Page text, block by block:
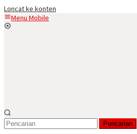
Loncat ke konten
Menu Mobile
Pencarian